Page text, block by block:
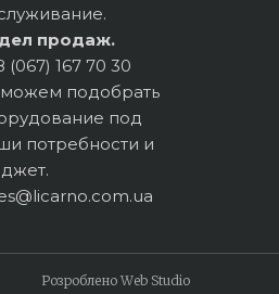
продаж.
(067) 167 70 30
подобрать
под
потребности и
Розроблено Web Studio